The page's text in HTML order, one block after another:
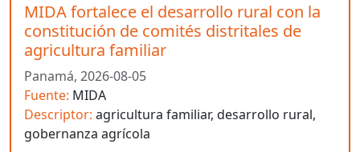
MIDA fortalece el desarrollo rural con la
constitución de comités distritales de
agricultura familiar
Panamá, 2026-08-05
Fuente: MIDA
Descriptor: agricultura familiar, desarrollo rural,
gobernanza agrícola